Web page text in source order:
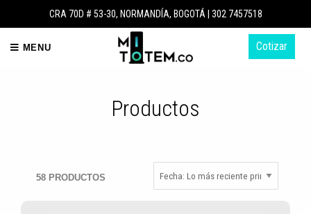
CRA 70D # 53-30, NORMANDÍA, BOGOTÁ | 302 7457518
MENU Cotizar
Productos
58 PRODUCTOS